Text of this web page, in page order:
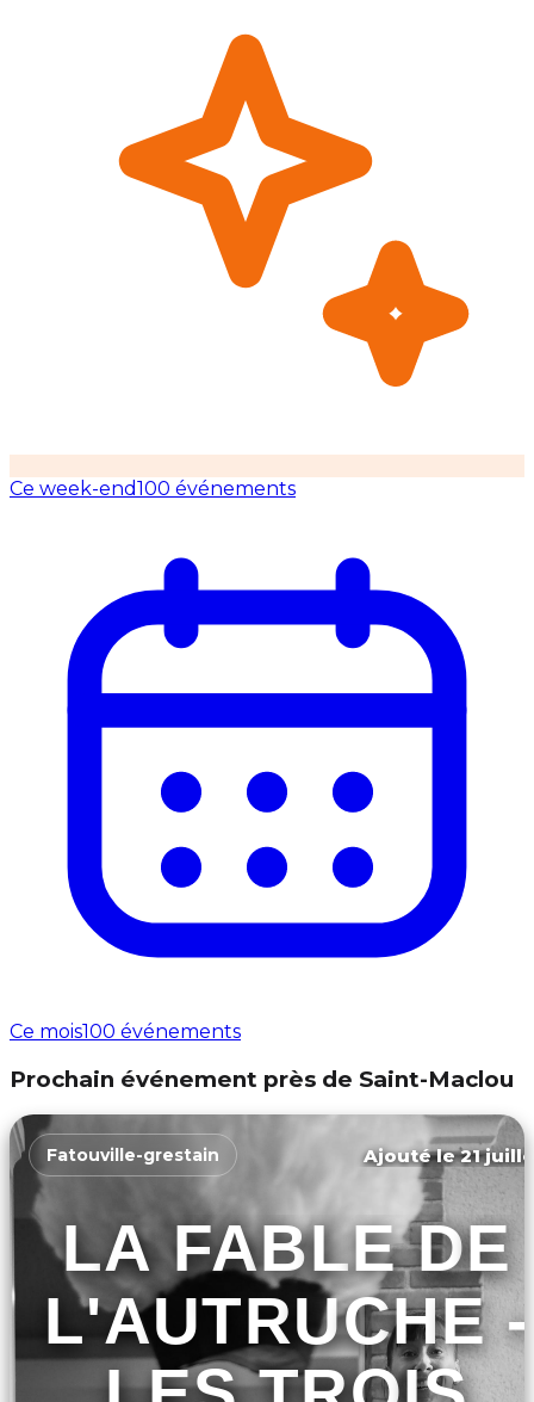
Ce week-end100 événements
Ce mois100 événements
Prochain événement près de Saint-Maclou
Fatouville-grestain Ajouté le 21
LA FABLE DE
L'AUTRUCHE -